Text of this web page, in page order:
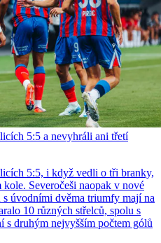
5:5 a nevyhráli ani třetí
5:5, i když vedli o tři branky,
Severočeši naopak v nové
s úvodními dvěma triumfy mají na
10 různých střelců, spolu s
s druhým nejvyšším počtem gólů